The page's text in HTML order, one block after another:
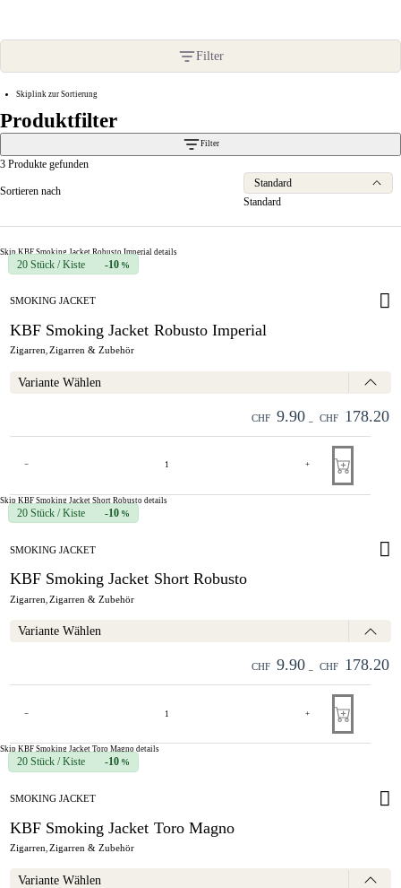
Filter
Skiplink zur Sortierung
Produktfilter
Filter
3 Produkte gefunden
Sortieren nach
Standard
20 Stück / Kiste -10 %
Skip KBF Smoking Jacket Robusto Imperial details
SMOKING JACKET
KBF Smoking Jacket Robusto Imperial
Zigarren, Zigarren & Zubehör
Variante Wählen
CHF 9.90 – CHF 178.20
− +
20 Stück / Kiste -10 %
Skip KBF Smoking Jacket Short Robusto details
SMOKING JACKET
KBF Smoking Jacket Short Robusto
Zigarren Zigarren & Zubehör
Variante Wählen
CHF 9.90 – CHF 178.20
− +
20 Stück / Kiste -10 %
Skip KBF Smoking Jacket Toro Magno details
SMOKING JACKET
KBF Smoking Jacket Toro Magno
Zigarren, Zigarren & Zubehör
Variante Wählen